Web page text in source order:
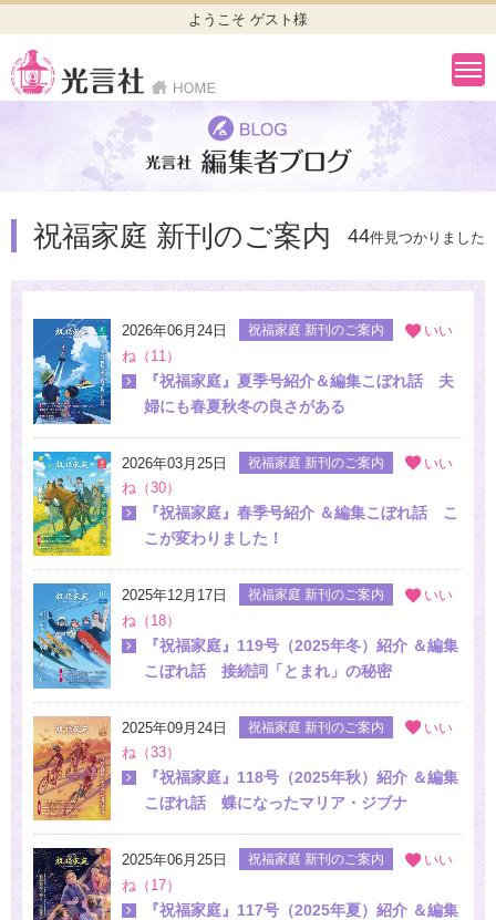
ようこそ ゲスト様
祝福家庭 新刊のご案内 44件見つかりました
2026年06月24日 祝福家庭 新刊のご案内
いい
ね（11）
『祝福家庭』夏季号紹介＆編集こぼれ話 夫
婦にも春夏秋冬の良さがある
2026年03月25日 祝福家庭 新刊のご案内
いい
ね（30）
『祝福家庭』春季号紹介 ＆編集こぼれ話 こ
こが変わりました！
2025年12月17日 祝福家庭 新刊のご案内
いい
ね（18）
『祝福家庭』119号（2025年冬）紹介 ＆編集
こぼれ話 接続詞「とまれ」の秘密
2025年09月24日 祝福家庭 新刊のご案内
いい
ね（33）
『祝福家庭』118号（2025年秋）紹介 ＆編集
こぼれ話 蝶になったマリア・ジブナ
2025年06月25日 祝福家庭 新刊のご案内
いい
ね（17）
『祝福家庭』117号（2025年夏）紹介 ＆編集